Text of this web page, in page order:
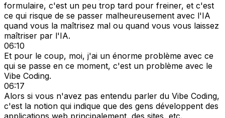
formulaire, c'est un peu trop tard pour freiner, et c'est
ce qui risque de se passer malheureusement avec l'IA
quand vous la maîtrisez mal ou quand vous vous laissez
maîtriser par l'IA.
06:10
Et pour le coup, moi, j'ai un énorme problème avec ce
qui se passe en ce moment, c'est un problème avec le
Vibe Coding.
06:17
Alors si vous n'avez pas entendu parler du Vibe Coding,
c'est la notion qui indique que des gens développent des
applications web principalement, des sites, etc.